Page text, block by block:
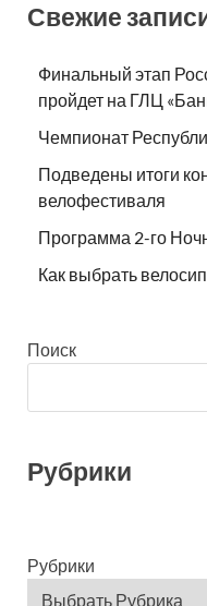
Свежие
Финальный этап
пройдет на ГЛЦ
Чемпионат
Подведены итоги
велофестиваля
Программа 2-го
Как выбрать
Поиск
Рубрики
Рубрики